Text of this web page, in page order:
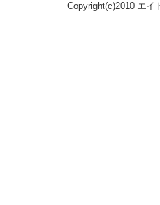
Copyright(c)2010 エイ